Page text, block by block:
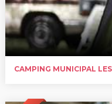
CAMPING MUNICIPAL